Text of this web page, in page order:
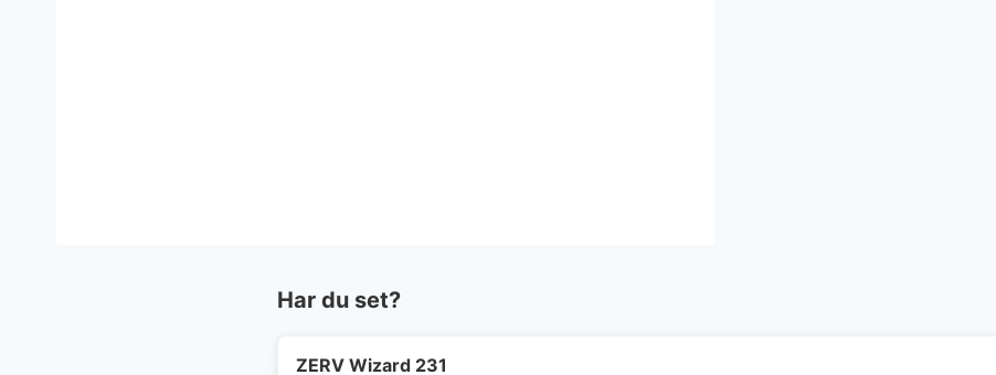
Har du set?
ZERV Wizard 231